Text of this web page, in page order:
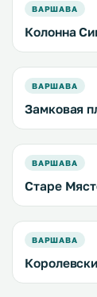
ВАРШАВА
Колонна
ВАРШАВА
Замковая
ВАРШАВА
Старе
ВАРШАВА